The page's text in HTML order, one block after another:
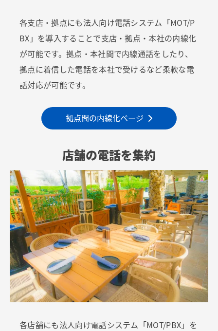
各支店・拠点にも法人向け電話システム「MOT/P
BX」を導入することで支店・拠点・本社の内線化
が可能です。拠点・本社間で内線通話をしたり、
拠点に着信した電話を本社で受けるなど柔軟な電
話対応が可能です。
拠点間の内線化ページ
店舗の電話を集約
各店舗にも法人向け電話システム「MOT/PBX」を